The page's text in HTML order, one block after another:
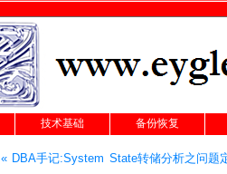
技术基础 备份恢复
« DBA手记:System State转储分析之问题